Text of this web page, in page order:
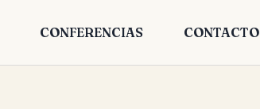
CONFERENCIAS CONTACTO